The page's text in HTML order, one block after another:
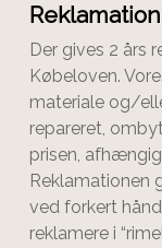
Der gives 2 års
Købeloven.
materiale og/
repareret,
prisen,
Reklamationen
ved forkert
reklamere i